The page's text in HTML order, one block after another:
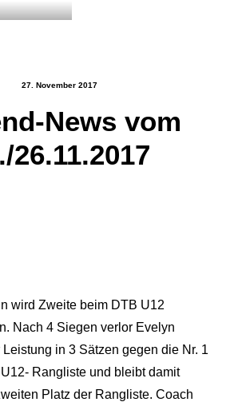
27. November 2017
News vom
26.11.2017
wird Zweite beim DTB U12
Nach 4 Siegen verlor Evelyn
Leistung in 3 Sätzen gegen die Nr. 1
Rangliste und bleibt damit
Platz der Rangliste. Coach